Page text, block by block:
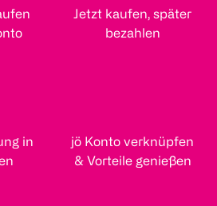
Jetzt kaufen, später
bezahlen
in
jö Konto verknüpfen
& Vorteile genießen